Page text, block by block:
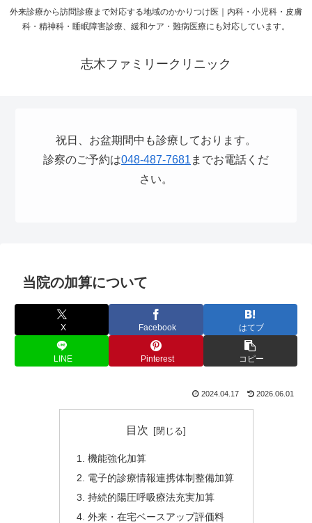
外来診療から訪問診療まで対応する地域のかかりつけ医｜内科・小児科・皮膚
科・精神科・睡眠障害診療、緩和ケア・難病医療にも対応しています。
志木ファミリークリニック
祝日、お盆期間中も診療しております。
診察のご予約は048-487-7681 までお電話くだ
さい。
当院の加算について
X Facebook はてブ
LINE Pinterest コピー
2024.04.17 2026.06.01
目次
機能強化加算
電子的診療情報連携体制整備加算
持続的陽圧呼吸療法充実加算
外来・在宅ベースアップ評価料